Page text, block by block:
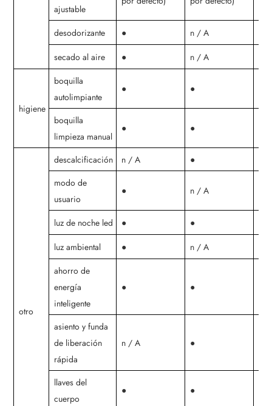
ajustable
desodorizante ● n / A
secado al aire
● n / A
higiene
boquilla
autolimpiante
● ●
boquilla
limpieza manual
● ●
otro
descalcificación n / A ●
modo de
usuario
● n / A
luz de noche led ● ●
luz ambiental
● n / A
ahorro de
energía
inteligente
● ●
asiento y funda
de liberación
rápida
n / A ●
llaves del
cuerpo
● ●